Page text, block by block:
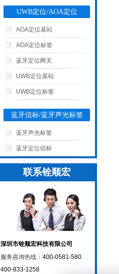
Module&Antenna)
器&外置接收机(Tracker &
G-Mouse)
UWB定位/AOA定位
AOA定位基站
AOA定位标签
蓝牙定位网关
UWB定位基站
UWB定位标签
蓝牙信标/蓝牙声光标签
蓝牙声光标签
蓝牙定位信标
联系铨顺宏
深圳市铨顺宏科技有限公司
服务咨询热线： 400-0581-580
400-833-1258